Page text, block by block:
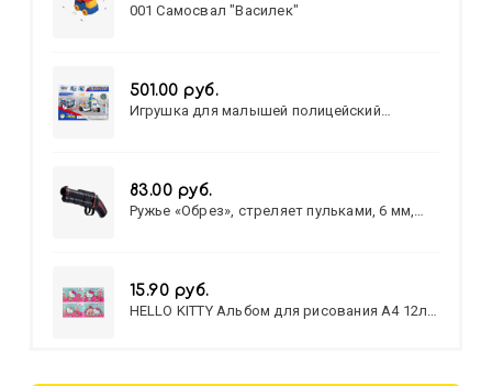
001 Самосвал "Василек"
501.00 руб.
Игрушка для малышей полицейский
83.00 руб.
Ружье «Обрез», стреляет пульками, 6 мм,
15.90 руб.
HELLO KITTY Альбом для рисования А4 12л.